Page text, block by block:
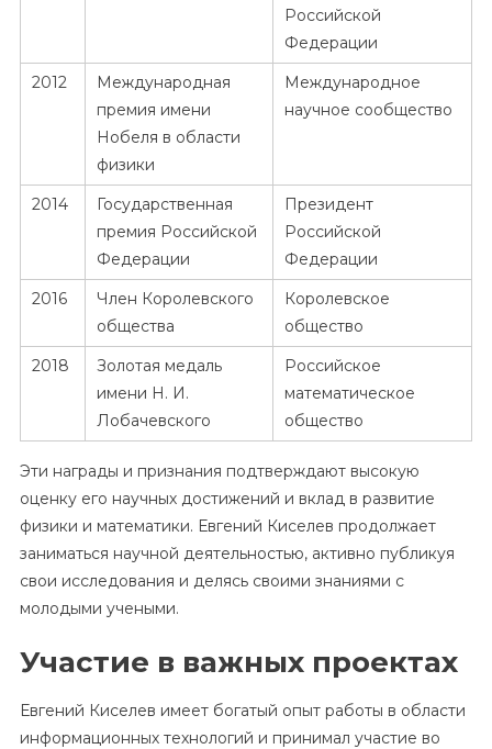
Российской
Федерации
2012
Международная
премия имени
Нобеля в области
физики
Международное
научное сообщество
2014
Государственная
премия Российской
Федерации
Президент
Российской
Федерации
2016
Член Королевского
общества
Королевское
общество
2018
Золотая медаль
имени Н. И.
Лобачевского
Российское
математическое
общество
Эти награды и признания подтверждают высокую
оценку его научных достижений и вклад в развитие
физики и математики. Евгений Киселев продолжает
заниматься научной деятельностью, активно публикуя
свои исследования и делясь своими знаниями с
молодыми учеными.
Участие в важных проектах
Евгений Киселев имеет богатый опыт работы в области
информационных технологий и принимал участие во